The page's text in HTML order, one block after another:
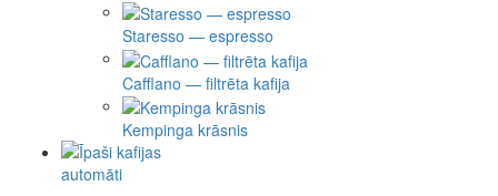
Staresso — espresso
Cafflano — filtrēta kafija
Kempinga krāsnis